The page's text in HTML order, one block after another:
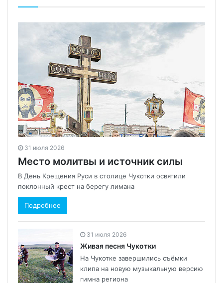
31 июля 2026
Место молитвы и источник силы
В День Крещения Руси в столице Чукотки освятили
поклонный крест на берегу лимана
Подробнее
31 июля 2026
Живая песня Чукотки
На Чукотке завершились съёмки
клипа на новую музыкальную версию
гимна региона